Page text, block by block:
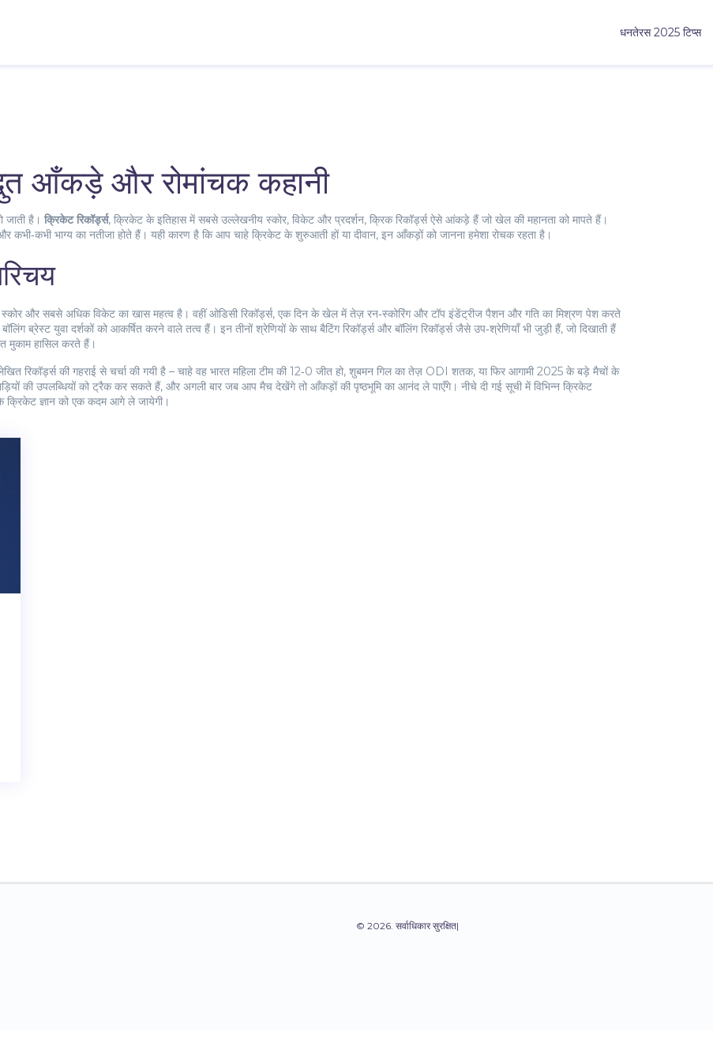
धनतेरस 2025 टिप्स
आँकड़े और रोमांचक कहानी
है। क्रिकेट रिकॉर्ड्स, क्रिकेट के इतिहास में सबसे उल्लेखनीय स्कोर, विकेट और प्रदर्शन, क्रिक रिकॉर्ड्सऐसे आंकड़े हैं जो खेल की महानता को मापते हैं।
कभी‑कभी भाग्य का नतीजा होते हैं। यही कारण है कि आप चाहे क्रिकेट के शुरुआती हों या दीवान, इन आँकड़ों को जानना हमेशा रोचक रहता है।
स्कोर और सबसे अधिक विकेट का खास महत्व है। वहींओडिसी रिकॉर्ड्स, एक दिन के खेल में तेज़ रन‑स्कोरिंग और टॉप इंडेंट्रीज पैशन और गति का मिश्रण पेश करते
ब्रेस्ट युवा दर्शकों को आकर्षित करने वाले तत्व हैं। इन तीनों श्रेणियों के साथ बैटिंग रिकॉर्ड्स और बॉलिंग रिकॉर्ड्स जैसे उप‑श्रेणियाँ भी जुड़ी हैं, जो दिखाती हैं
मुकाम हासिल करते हैं।
रिकॉर्ड्स की गहराई से चर्चा की गयी है – चाहे वह भारत महिला टीम की 12‑0 जीत हो, शुबमन गिल का तेज़ ODI शतक, या फिर आगामी 2025 के बड़े मैचों के
की उपलब्धियों को ट्रैक कर सकते हैं, और अगली बार जब आप मैच देखेंगे तो आँकड़ों की पृष्ठभूमि का आनंद ले पाएँगे। नीचे दी गई सूची में विभिन्न क्रिकेट
क्रिकेट ज्ञान को एक कदम आगे ले जायेगी।
© 2026. सर्वाधिकार सुरक्षित|